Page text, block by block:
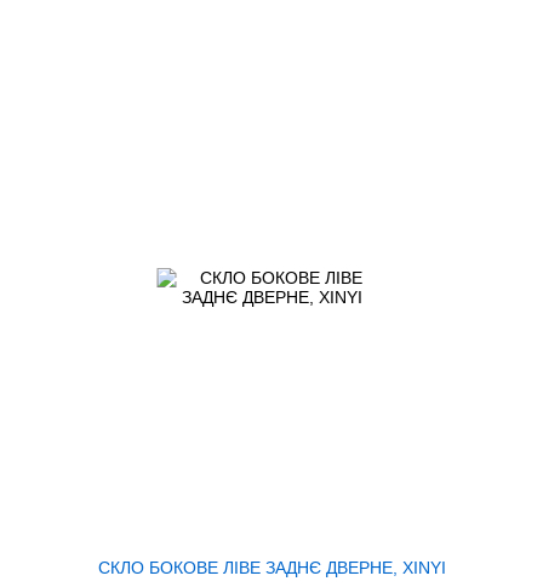
СКЛО БОКОВЕ ЛІВЕ ЗАДНЄ ДВЕРНЕ, XINYI